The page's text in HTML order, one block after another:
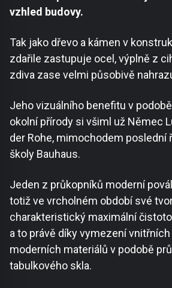
vzhled budovy.
Tak jako dřevo a kámen v
zdařile zastupuje ocel, výplně z
zdiva zase velmi působivě
Jeho vizuálního benefitu v
okolní přírody si všiml už Němec
der Rohe, mimochodem poslední
školy Bauhaus.
Jeden z průkopníků moderní
totiž ve vrcholném období své
charakteristický maximální
a to právě díky vymezení
moderních materiálů v podobě
tabulkového skla.